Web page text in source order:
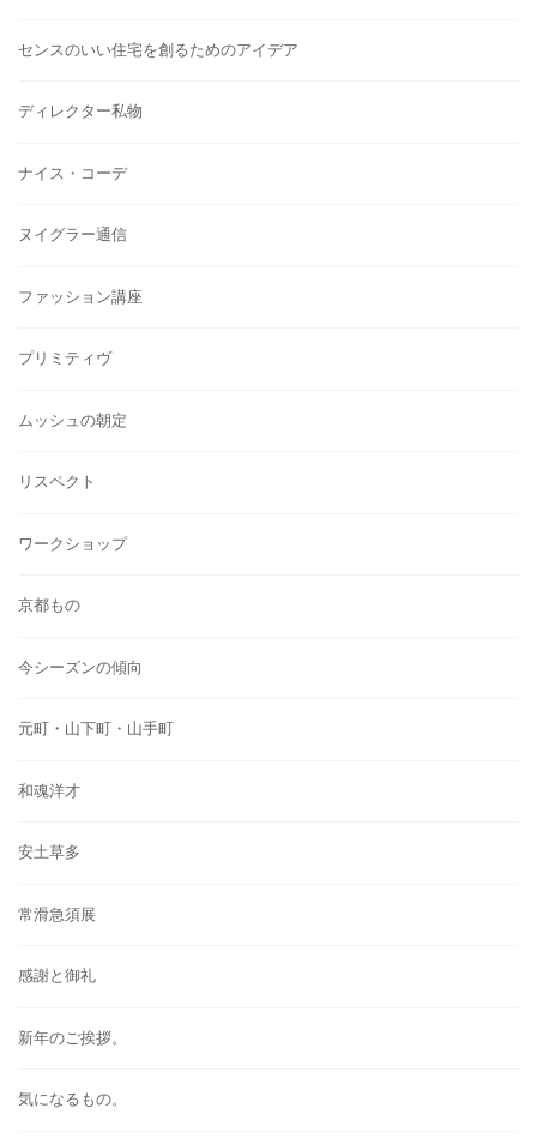
センスのいい住宅を創るためのアイデア
ディレクター私物
ナイス・コーデ
ヌイグラー通信
ファッション講座
プリミティヴ
ムッシュの朝定
リスペクト
ワークショップ
京都もの
今シーズンの傾向
元町・山下町・山手町
和魂洋才
安土草多
常滑急須展
感謝と御礼
新年のご挨拶。
気になるもの。